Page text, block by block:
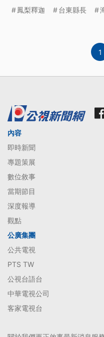
新聞標題、前言是臺語
鳳梨釋迦 台東縣長
1
內容
即時新聞
專題策展
數位敘事
當期節目
深度報導
觀點
公廣集團
公共電視
PTS TW
公視台語台
中華電視公司
客家電視台